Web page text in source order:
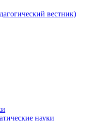
вестник)
науки